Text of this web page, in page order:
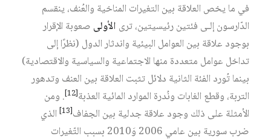
في ما يخص العلاقة بين التغيرات المناخية والعُنف، ينقسم
الدّارسون إلـى فئتين رئيسيتين، ترى الأولى صعوبة الإقرار
بوجود علاقة بين العوامل البيئية واندثار الدول (نظرًا إلى
تداخل عوامل متعددة منها الاجتماعية والسياسية والاقتصادية)
بينما تُورد الفئة الثانية دلائل تثبت العلاقة بين العنف وتدهور
التربة، وقطع الغابات ونُدرة الموارد المائية العذبة‏[12]
. ومن
الأمثلة على ذلك وجود علاقة جدلية بين الجفاف‏[13]
الذي
ضرب سورية بين عامي 2006 وَ2010 بسبب التّغيرات